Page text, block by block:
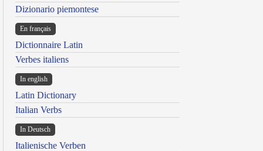
Dizionario piemontese
En français
Dictionnaire Latin
Verbes italiens
In english
Latin Dictionary
Italian Verbs
In Deutsch
Italienische Verben